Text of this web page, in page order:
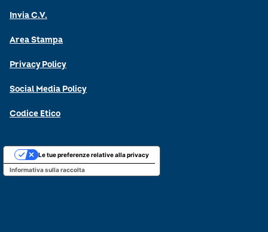
Invia C.V.
Area Stampa
Privacy Policy
Social Media Policy
Codice Etico
Informativa sulla raccolta
Le tue preferenze relative alla privacy